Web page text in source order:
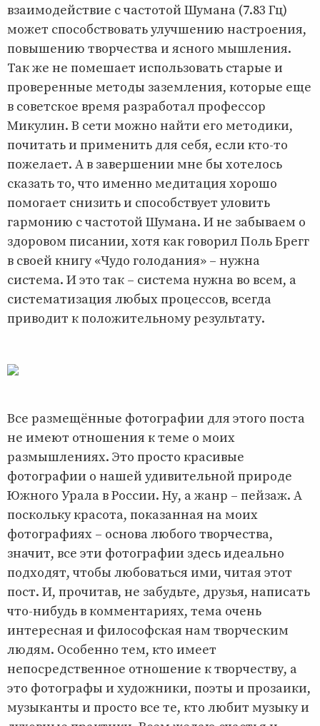
взаимодействие с частотой Шумана (7.83 Гц)
может способствовать улучшению настроения,
повышению творчества и ясного мышления.
Так же не помешает использовать старые и
проверенные методы заземления, которые еще
в советское время разработал профессор
Микулин. В сети можно найти его методики,
почитать и применить для себя, если кто-то
пожелает. А в завершении мне бы хотелось
сказать то, что именно медитация хорошо
помогает снизить и способствует уловить
гармонию с частотой Шумана. И не забываем о
здоровом писании, хотя как говорил Поль Брегг
в своей книгу «Чудо голодания» – нужна
система. И это так – система нужна во всем, а
систематизация любых процессов, всегда
приводит к положительному результату.
Все размещённые фотографии для этого поста
не имеют отношения к теме о моих
размышлениях. Это просто красивые
фотографии о нашей удивительной природе
Южного Урала в России. Ну, а жанр – пейзаж. А
поскольку красота, показанная на моих
фотографиях – основа любого творчества,
значит, все эти фотографии здесь идеально
подходят, чтобы любоваться ими, читая этот
пост. И, прочитав, не забудьте, друзья, написать
что-нибудь в комментариях, тема очень
интересная и философская нам творческим
людям. Особенно тем, кто имеет
непосредственное отношение к творчеству, а
это фотографы и художники, поэты и прозаики,
музыканты и просто все те, кто любит музыку и